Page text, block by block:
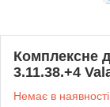
Комплексне
3.11.38.+4
Немає в наявності